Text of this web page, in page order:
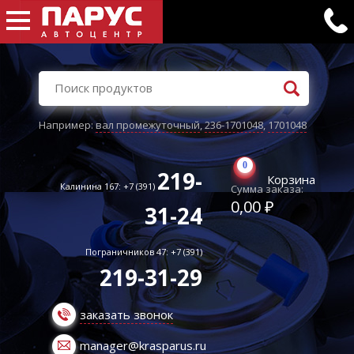
Например:вал промежуточный,236-1701048,1701048
Калинина 167: +7 (391) 219-
31-24
Пограничников 47: +7 (391)
219-31-29
заказать звонок
manager@krasparus.ru
0
Корзина
Сумма заказа:
0,00 ₽